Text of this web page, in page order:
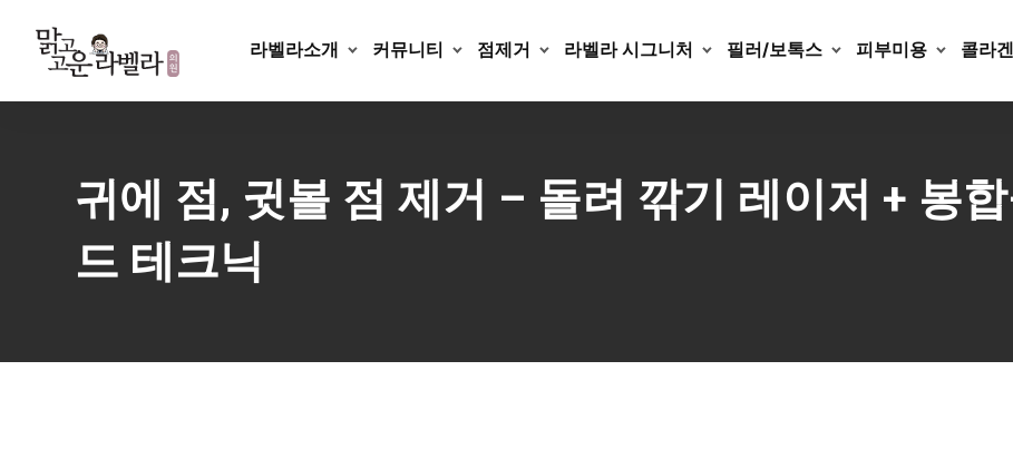
content
라벨라소개 커뮤니티 점제거 라벨라 시그니처 필러/보톡스 피부미용 콜라
귀에 점, 귓볼 점 제거 – 돌려 깎기 레이저 + 봉
드 테크닉